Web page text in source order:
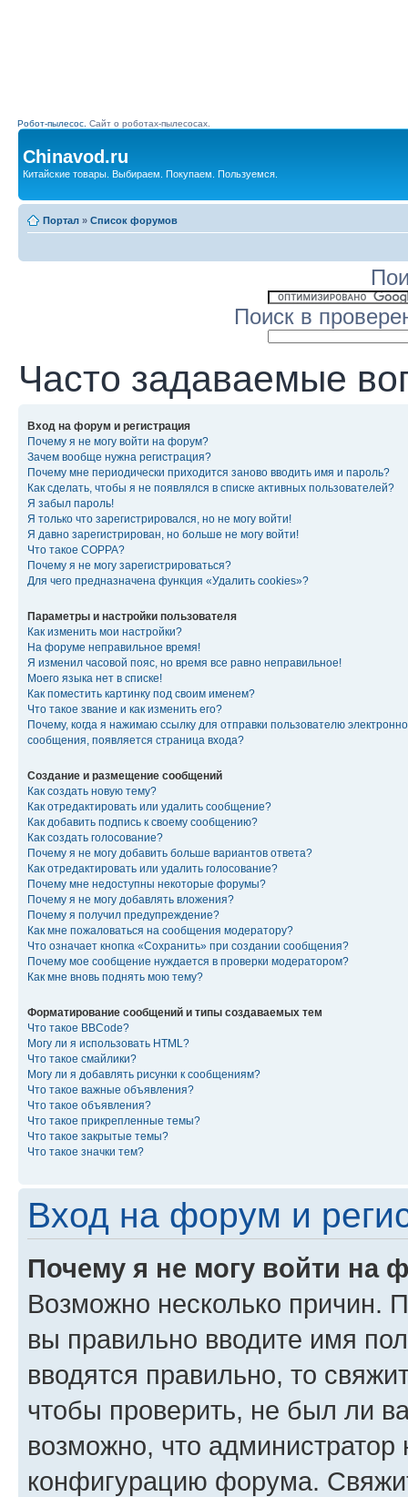
Робот-пылесос. Сайт о роботах-пылесосах.
Chinavod.ru
Китайские товары. Выбираем. Покупаем. Пользуемся.
Портал » Список форумов
Поиск в
Часто задаваемые
Вход на форум и регистрация
Почему я не могу войти на форум?
Зачем вообще нужна регистрация?
Почему мне периодически приходится заново вводить имя и пароль?
Как сделать, чтобы я не появлялся в списке активных пользователей?
Я забыл пароль!
Я только что зарегистрировался, но не могу войти!
Я давно зарегистрирован, но больше не могу войти!
Что такое COPPA?
Почему я не могу зарегистрироваться?
Для чего предназначена функция «Удалить cookies»?
Параметры и настройки пользователя
Как изменить мои настройки?
На форуме неправильное время!
Я изменил часовой пояс, но время все равно неправильное!
Моего языка нет в списке!
Как поместить картинку под своим именем?
Что такое звание и как изменить его?
Почему, когда я нажимаю ссылку для отправки пользователю
сообщения, появляется страница входа?
Создание и размещение сообщений
Как создать новую тему?
Как отредактировать или удалить сообщение?
Как добавить подпись к своему сообщению?
Как создать голосование?
Почему я не могу добавить больше вариантов ответа?
Как отредактировать или удалить голосование?
Почему мне недоступны некоторые форумы?
Почему я не могу добавлять вложения?
Почему я получил предупреждение?
Как мне пожаловаться на сообщения модератору?
Что означает кнопка «Сохранить» при создании сообщения?
Почему мое сообщение нуждается в проверки модератором?
Как мне вновь поднять мою тему?
Форматирование сообщений и типы создаваемых тем
Что такое BBCode?
Могу ли я использовать HTML?
Что такое смайлики?
Могу ли я добавлять рисунки к сообщениям?
Что такое важные объявления?
Что такое объявления?
Что такое прикрепленные темы?
Что такое закрытые темы?
Что такое значки тем?
Вход на форум и
Почему я не могу войти на
Возможно несколько причин.
вы правильно вводите имя
вводятся правильно, то
чтобы проверить, не был ли
возможно, что администратор
конфигурацию форума.